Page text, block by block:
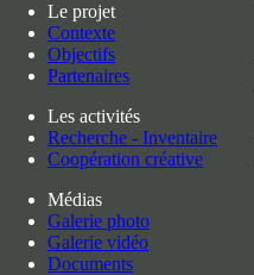
Le projet
Contexte
Objectifs
Partenaires
Les activités
Recherche - Inventaire
Coopération créative
Médias
Galerie photo
Galerie vidéo
Documents